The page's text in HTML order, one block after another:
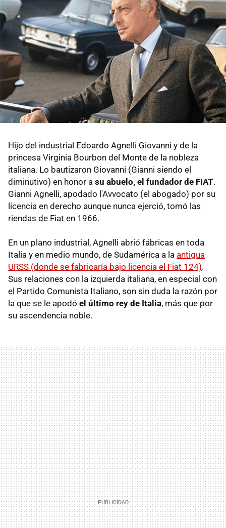
Hijo del industrial Edoardo Agnelli Giovanni y de la
princesa Virginia Bourbon del Monte de la nobleza
italiana. Lo bautizaron Giovanni (Gianni siendo el
diminutivo) en honor a su abuelo, el fundador de FIAT.
Gianni Agnelli, apodado l'Avvocato (el abogado) por su
licencia en derecho aunque nunca ejerció, tomó las
riendas de Fiat en 1966.
En un plano industrial, Agnelli abrió fábricas en toda
Italia y en medio mundo, de Sudamérica a la antigua
URSS (donde se fabricaría bajo licencia el Fiat 124).
Sus relaciones con la izquierda italiana, en especial con
el Partido Comunista Italiano, son sin duda la razón por
la que se le apodó el último rey de Italia, más que por
su ascendencia noble.